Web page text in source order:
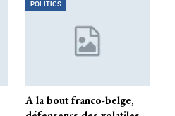
POLITICS
A la bout franco-belge,